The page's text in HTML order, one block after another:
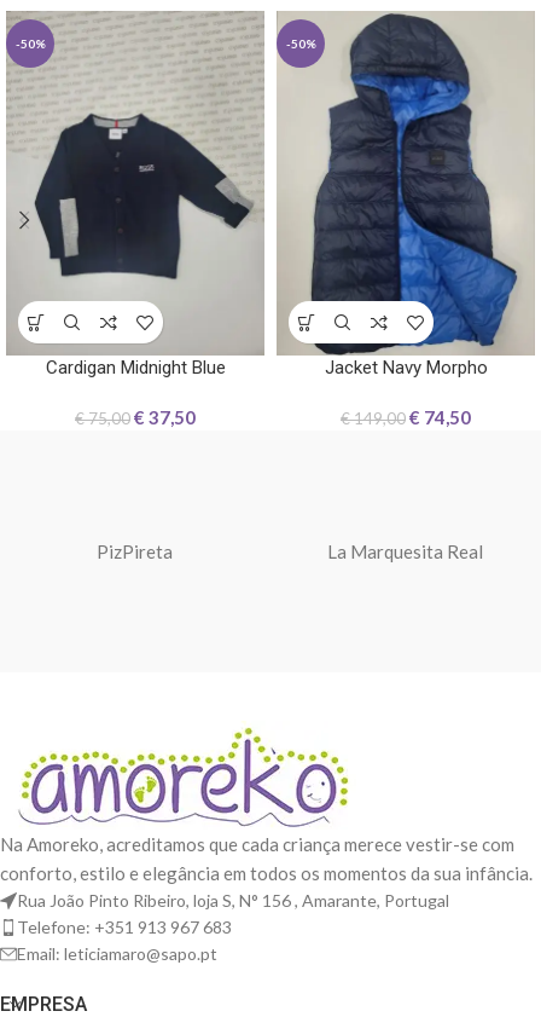
-50%
Cardigan Midnight Blue
€75,00€ 37,50
-50%
Jacket Navy Morpho
€149,00€ 74,50
PizPireta La Marquesita Real
Na Amoreko, acreditamos que cada criança merece vestir-se com
conforto, estilo e elegância em todos os momentos da sua infância.
Rua João Pinto Ribeiro, loja S, N° 156 , Amarante, Portugal
Telefone: +351 913 967 683
Email: leticiamaro@sapo.pt
EMPRESA